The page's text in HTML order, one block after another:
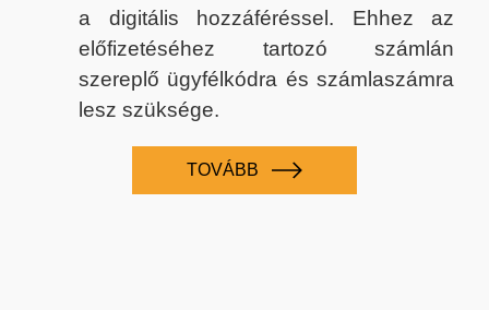
a digitális hozzáféréssel. Ehhez az
előfizetéséhez tartozó számlán
szereplő ügyfélkódra és számlaszámra
lesz szüksége.
TOVÁBB